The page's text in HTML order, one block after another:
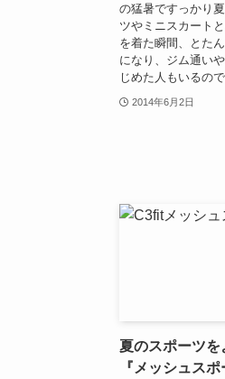
の猛暑ですっかり
ツやミニスカート
を着た瞬間、とた
になり、ジム通い
じめた人もいるの
2014年6月2日
夏のスポーツを
『メッシュスポ